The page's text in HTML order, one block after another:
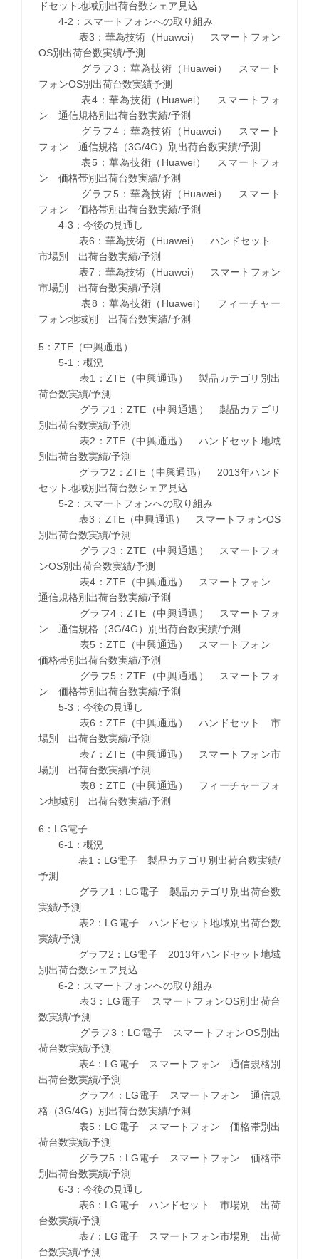
ドセット地域別出荷台数シェア見込
4-2：スマートフォンへの取り組み
表3：華為技術（Huawei） スマートフォン
OS別出荷台数実績/予測
グラフ3：華為技術（Huawei） スマート
フォンOS別出荷台数実績予測
表4：華為技術（Huawei） スマートフォ
ン 通信規格別出荷台数実績/予測
グラフ4：華為技術（Huawei） スマート
フォン 通信規格（3G/4G）別出荷台数実績/予測
表5：華為技術（Huawei） スマートフォ
ン 価格帯別出荷台数実績/予測
グラフ5：華為技術（Huawei） スマート
フォン 価格帯別出荷台数実績/予測
4-3：今後の見通し
表6：華為技術（Huawei） ハンドセット
市場別 出荷台数実績/予測
表7：華為技術（Huawei） スマートフォン
市場別 出荷台数実績/予測
表8：華為技術（Huawei） フィーチャー
フォン地域別 出荷台数実績/予測
5：ZTE（中興通迅）
5-1：概況
表1：ZTE（中興通迅） 製品カテゴリ別出
荷台数実績/予測
グラフ1：ZTE（中興通迅） 製品カテゴリ
別出荷台数実績/予測
表2：ZTE（中興通迅） ハンドセット地域
別出荷台数実績/予測
グラフ2：ZTE（中興通迅） 2013年ハンド
セット地域別出荷台数シェア見込
5-2：スマートフォンへの取り組み
表3：ZTE（中興通迅） スマートフォンOS
別出荷台数実績/予測
グラフ3：ZTE（中興通迅） スマートフォ
ンOS別出荷台数実績/予測
表4：ZTE（中興通迅） スマートフォン
通信規格別出荷台数実績/予測
グラフ4：ZTE（中興通迅） スマートフォ
ン 通信規格（3G/4G）別出荷台数実績/予測
表5：ZTE（中興通迅） スマートフォン
価格帯別出荷台数実績/予測
グラフ5：ZTE（中興通迅） スマートフォ
ン 価格帯別出荷台数実績/予測
5-3：今後の見通し
表6：ZTE（中興通迅） ハンドセット 市
場別 出荷台数実績/予測
表7：ZTE（中興通迅） スマートフォン市
場別 出荷台数実績/予測
表8：ZTE（中興通迅） フィーチャーフォ
ン地域別 出荷台数実績/予測
6：LG電子
6-1：概況
表1：LG電子 製品カテゴリ別出荷台数実績/
予測
グラフ1：LG電子 製品カテゴリ別出荷台数
実績/予測
表2：LG電子 ハンドセット地域別出荷台数
実績/予測
グラフ2：LG電子 2013年ハンドセット地域
別出荷台数シェア見込
6-2：スマートフォンへの取り組み
表3：LG電子 スマートフォンOS別出荷台
数実績/予測
グラフ3：LG電子 スマートフォンOS別出
荷台数実績/予測
表4：LG電子 スマートフォン 通信規格別
出荷台数実績/予測
グラフ4：LG電子 スマートフォン 通信規
格（3G/4G）別出荷台数実績/予測
表5：LG電子 スマートフォン 価格帯別出
荷台数実績/予測
グラフ5：LG電子 スマートフォン 価格帯
別出荷台数実績/予測
6-3：今後の見通し
表6：LG電子 ハンドセット 市場別 出荷
台数実績/予測
表7：LG電子 スマートフォン市場別 出荷
台数実績/予測